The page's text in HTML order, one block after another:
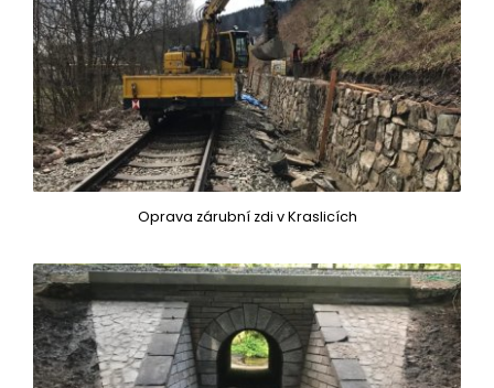
Oprava zárubní zdi v Kraslicích